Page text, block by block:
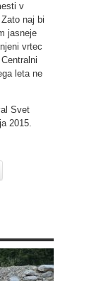
v
naj bi
jasneje
vrtec
leta ne
Svet
2015.